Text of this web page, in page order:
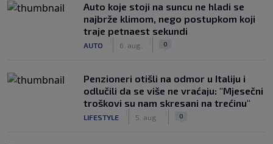
Auto koje stoji na suncu ne hladi se
najbrže klimom, nego postupkom koji
traje petnaest sekundi
AUTO 6. aug. 0
Penzioneri otišli na odmor u Italiju i
odlučili da se više ne vraćaju: "Mjesečni
troškovi su nam skresani na trećinu"
LIFESTYLE 5. aug. 0